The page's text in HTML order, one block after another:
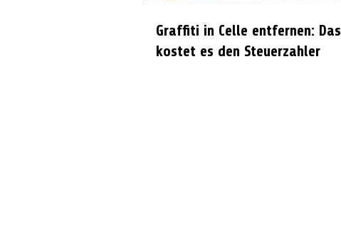
Graffiti in Celle entfernen: Das
kostet es den Steuerzahler